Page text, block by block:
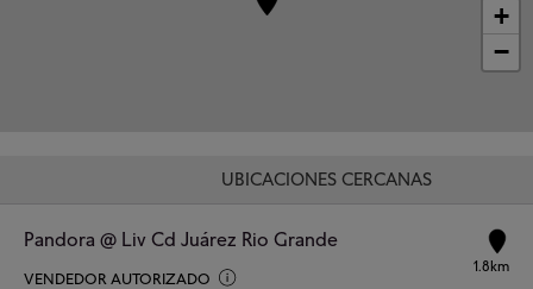
+
−
UBICACIONES CERCANAS
Pandora @ Liv Cd Juárez Rio Grande
VENDEDOR AUTORIZADO
1.8km